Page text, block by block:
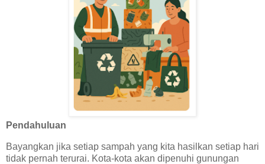
Pendahuluan
Bayangkan jika setiap sampah yang kita hasilkan setiap hari
tidak pernah terurai. Kota-kota akan dipenuhi gunungan